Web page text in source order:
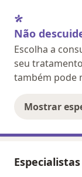
Não
Escolha a
seu
também pode
Mostrar